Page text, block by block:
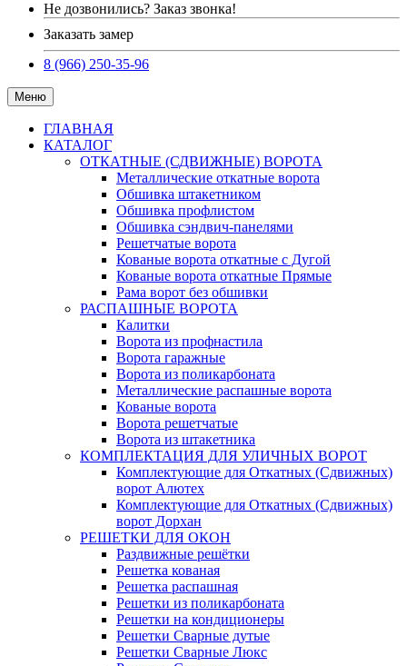
Не дозвонились? Заказ звонка!
Заказать замер
8 (966) 250-35-96
Меню
ГЛАВНАЯ
КАТАЛОГ
ОТКАТНЫЕ (СДВИЖНЫЕ) ВОРОТА
Металлические откатные ворота
Обшивка штакетником
Обшивка профлистом
Обшивка сэндвич-панелями
Решетчатые ворота
Кованые ворота откатные с Дугой
Кованые ворота откатные Прямые
Рама ворот без обшивки
РАСПАШНЫЕ ВОРОТА
Калитки
Ворота из профнастила
Ворота гаражные
Ворота из поликарбоната
Металлические распашные ворота
Кованые ворота
Ворота решетчатые
Ворота из штакетника
КОМПЛЕКТАЦИЯ ДЛЯ УЛИЧНЫХ ВОРОТ
Комплектующие для Откатных (Сдвижных)
ворот Алютех
Комплектующие для Откатных (Сдвижных)
ворот Дорхан
РЕШЕТКИ ДЛЯ ОКОН
Раздвижные решётки
Решетка кованая
Решетка распашная
Решетки из поликарбоната
Решетки на кондиционеры
Решетки Сварные дутые
Решетки Сварные Люкс